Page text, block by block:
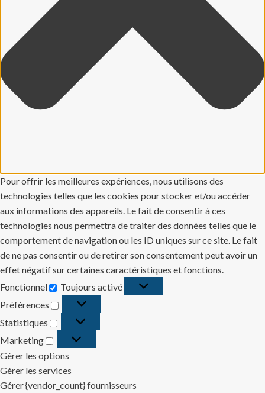
Pour offrir les meilleures expériences, nous utilisons des
technologies telles que les cookies pour stocker et/ou accéder
aux informations des appareils. Le fait de consentir à ces
technologies nous permettra de traiter des données telles que le
comportement de navigation ou les ID uniques sur ce site. Le fait
de ne pas consentir ou de retirer son consentement peut avoir un
effet négatif sur certaines caractéristiques et fonctions.
Fonctionnel
Fonctionnel
Toujours activé
Préférences
Préférences
Statistiques
Statistiques
Marketing
Marketing
Gérer les options
Gérer les services
Gérer {vendor_count} fournisseurs